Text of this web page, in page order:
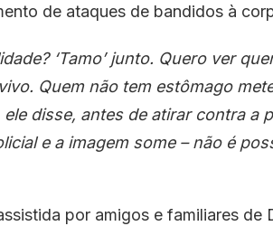
de ataques de bandidos à
‘Tamo’ junto. Quero ver
vivo. Quem não tem estômago
ele disse, antes de atirar contra a
e a imagem some – não é
por amigos e familiares de